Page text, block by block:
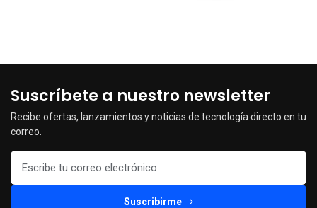
Suscríbete a nuestro newsletter
Recibe ofertas, lanzamientos y noticias de tecnología directo en tu
correo.
Suscribirme